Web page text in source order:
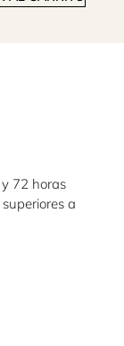
72 horas
a